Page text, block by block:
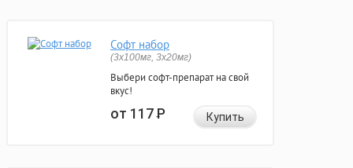
Софт набор
(3x100мг, 3x20мг)
Выбери софт-препарат на свой
вкус!
от 117Р Купить